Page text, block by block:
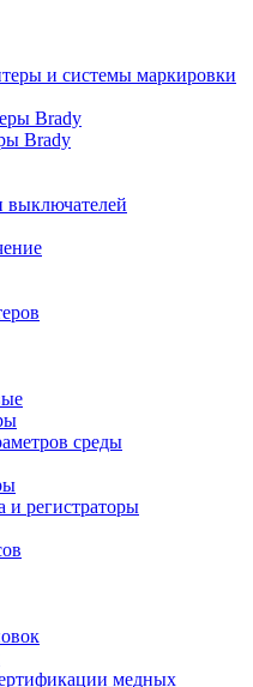
и системы маркировки
Brady
Brady
выключателей
среды
и регистраторы
медных